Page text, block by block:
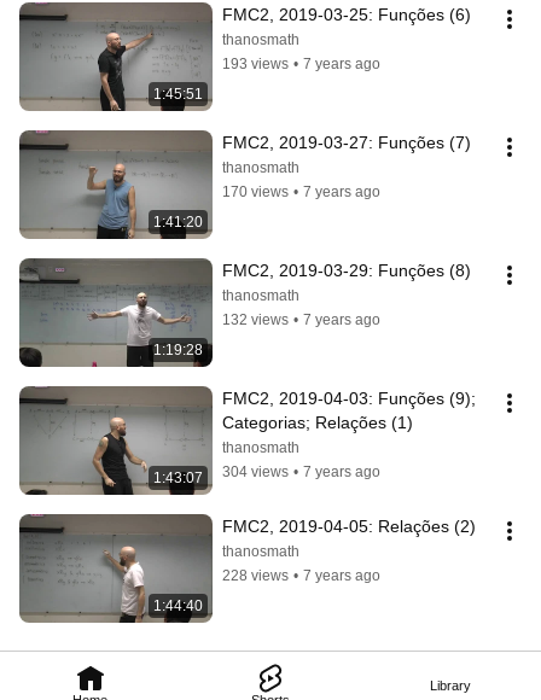
Library
1:45:51
FMC2, 2019-03-25: Funções (6)
thanosmath
193 views • 7 years ago
1:41:20
FMC2, 2019-03-27: Funções (7)
thanosmath
170 views • 7 years ago
1:19:28
FMC2, 2019-03-29: Funções (8)
thanosmath
132 views • 7 years ago
1:43:07
FMC2, 2019-04-03: Funções (9);
Categorias; Relações (1)
thanosmath
304 views • 7 years ago
1:44:40
FMC2, 2019-04-05: Relações (2)
thanosmath
228 views • 7 years ago